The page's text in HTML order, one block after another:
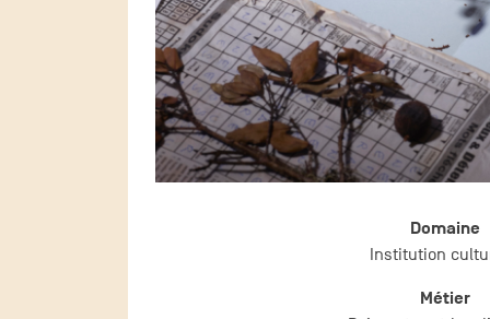
Domaine
Institution
Métier